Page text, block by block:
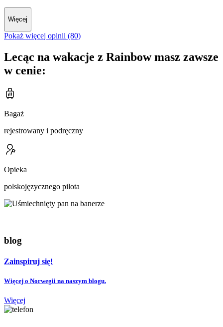
Więcej
Pokaż więcej opinii (80)
Lecąc na wakacje z Rainbow masz zawsze
w cenie:
Bagaż
rejestrowany i podręczny
Opieka
polskojęzycznego pilota
blog
Zainspiruj się!
Więcej o Norwegii na naszym blogu.
Więcej